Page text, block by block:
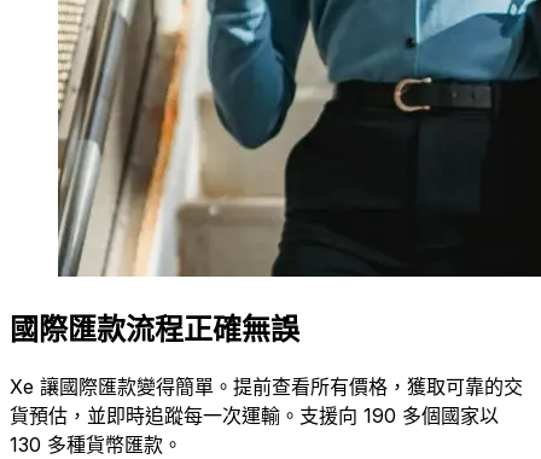
國際匯款流程正確無誤
Xe 讓國際匯款變得簡單。提前查看所有價格，獲取可靠的交
貨預估，並即時追蹤每一次運輸。支援向 190 多個國家以
130 多種貨幣匯款。